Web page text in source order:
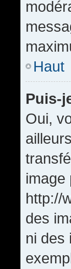
Haut
Puis-
Oui,
image
http://
des
ni des